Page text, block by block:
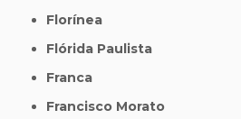
Florínea
Flórida Paulista
Franca
Francisco Morato